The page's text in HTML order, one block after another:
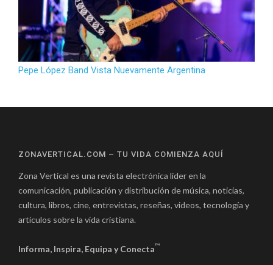
Pepe López Band Vista Nuevamente Argentina
ZONAVERTICAL.COM – TU VIDA COMIENZA AQUÍ
Zona Vertical es una revista electrónica líder en la
comunicación, publicación y distribución de música, noticias,
cultura, libros, cine, entrevistas, reseñas, videos, tecnología y
artículos sobre la vida cristiana.
Informa, Inspira, Equipa y Conecta™